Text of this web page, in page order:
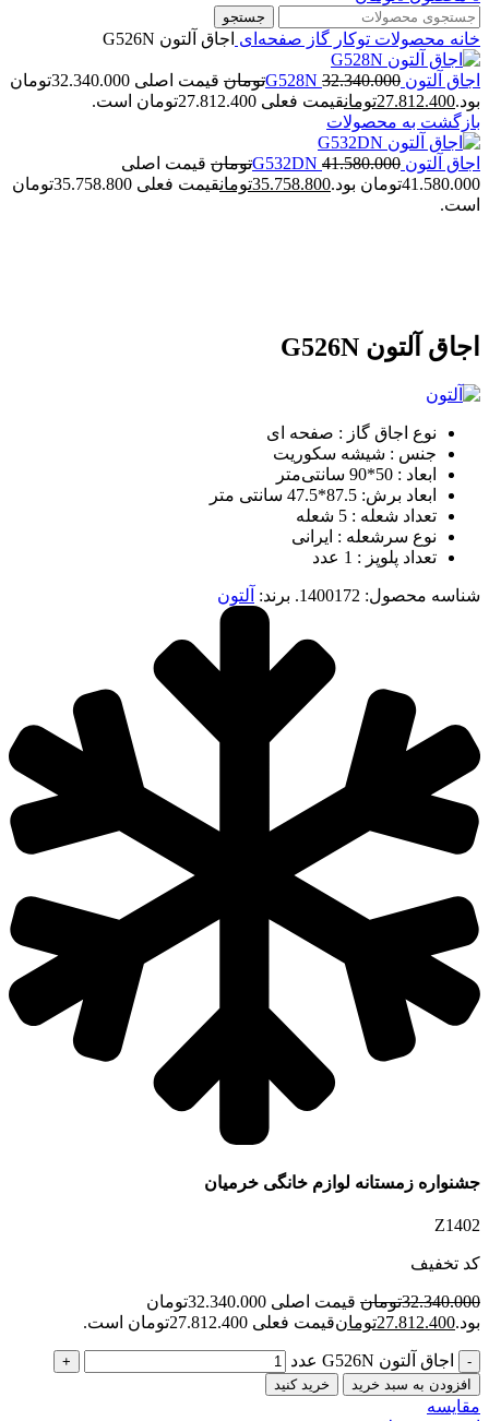
جستجو
خانه محصولات توکار گاز صفحه‌ای اجاق آلتون G526N
اجاق آلتون G528N 32.340.000 تومان
قیمت اصلی 32.340.000تومان
بود.27.812.400تومانقیمت فعلی 27.812.400تومان است.
بازگشت به محصولات
اجاق آلتون G532DN 41.580.000 تومان قیمت اصلی
41.580.000تومان بود.
35.758.800تومان
قیمت فعلی 35.758.800تومان
است.
اجاق آلتون G526N
نوع اجاق گاز : صفحه ای
جنس : شیشه سکوریت
ابعاد : 50*90 سانتی‌متر
ابعاد برش: 87.5*47.5 سانتی متر
تعداد شعله : 5 شعله
نوع سرشعله : ایرانی
تعداد پلوپز : 1 عدد
شناسه محصول: 1400172. برند: آلتون
جشنواره زمستانه لوازم خانگی خرمیان
Z1402
کد تخفیف
32.340.000تومان
قیمت اصلی 32.340.000تومان
بود.27.812.400تومانقیمت فعلی 27.812.400تومان است.
اجاق آلتون G526N عدد
افزودن به سبد خرید خرید کنید
مقایسه